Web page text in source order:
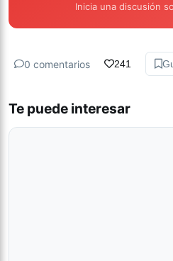
Inicia una discusión
0 comentarios 241
Te puede interesar